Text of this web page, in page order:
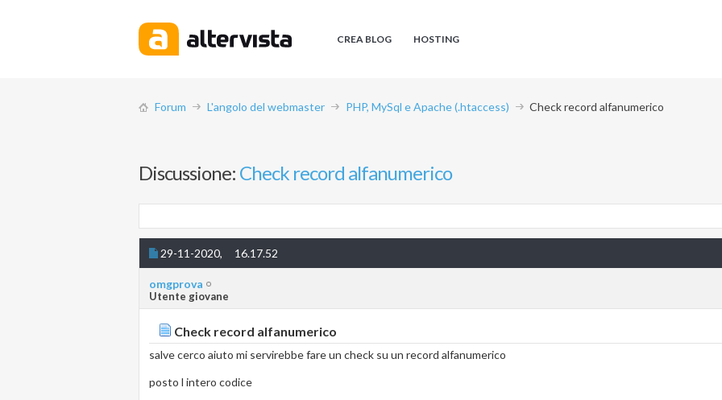
CREA BLOG HOSTING
Forum L'angolo del webmaster PHP, MySql e Apache (.htaccess) Check record alfanumerico
Discussione: Check record alfanumerico
29-11-2020, 16.17.52
omgprova
Utente giovane
Check record alfanumerico
salve cerco aiuto mi servirebbe fare un check su un record alfanumerico
posto l intero codice